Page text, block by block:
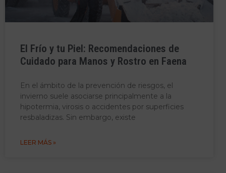
El Frío y tu Piel: Recomendaciones de
Cuidado para Manos y Rostro en Faena
En el ámbito de la prevención de riesgos, el
invierno suele asociarse principalmente a la
hipotermia, virosis o accidentes por superficies
resbaladizas. Sin embargo, existe
LEER MÁS »